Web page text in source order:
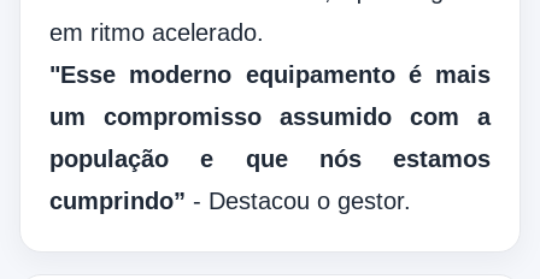
em ritmo acelerado.
"Esse moderno equipamento é mais
um compromisso assumido com a
população e que nós estamos
cumprindo” - Destacou o gestor.